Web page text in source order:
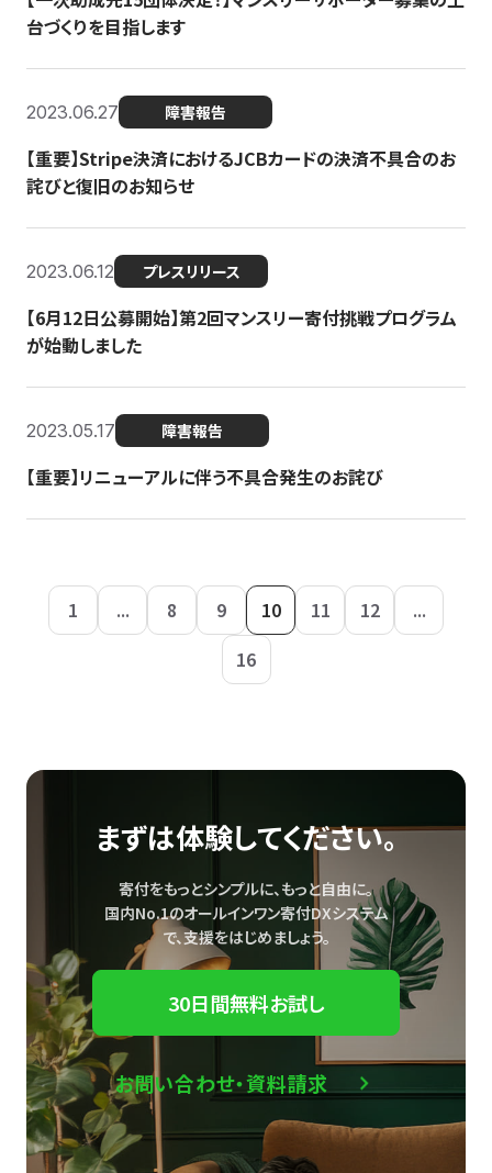
台づくりを目指します
2023.06.27 障害報告
【重要】Stripe決済におけるJCBカードの決済不具合のお
詫びと復旧のお知らせ
2023.06.12 プレスリリース
【6月12日公募開始】第2回マンスリー寄付挑戦プログラム
が始動しました
2023.05.17 障害報告
【重要】リニューアルに伴う不具合発生のお詫び
1 ... 8 9 10 11 12
...
16
まずは体験してください。
寄付をもっとシンプルに、もっと自由に。
国内No.1のオールインワン寄付DXシステム
で、支援をはじめましょう。
30日間無料お試し
お問い合わせ・資料請求